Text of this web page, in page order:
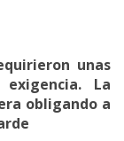
unas
La
obligando a